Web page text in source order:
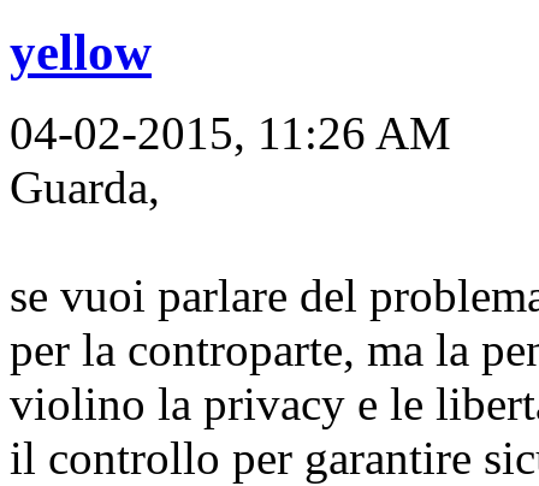
yellow
04-02-2015, 11:26 AM
Guarda,
se vuoi parlare del
per la controparte, ma la
violino la privacy e le
il controllo per garantire